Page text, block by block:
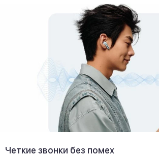
Четкие звонки без помех